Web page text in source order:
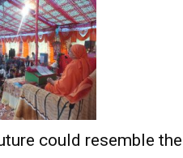
could resemble the